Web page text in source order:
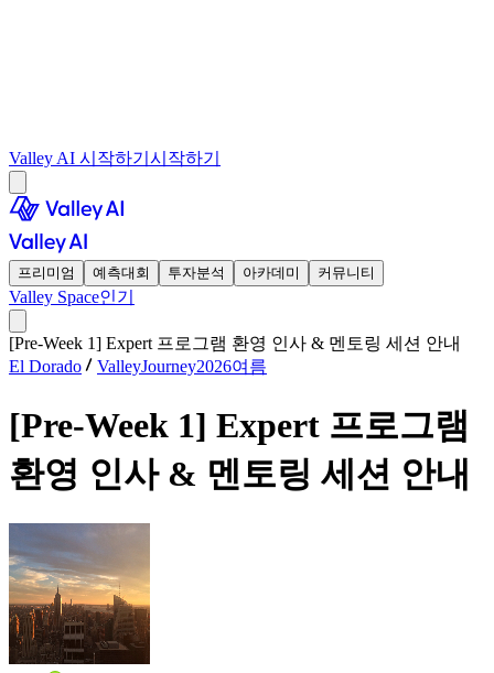
Valley AI 시작하기 시작하기
프리미엄 예측대회 투자분석 아카데미 커뮤니티
Valley Space인기
[Pre-Week 1] Expert 프로그램 환영 인사 & 멘토링 세션 안내
El Dorado
ValleyJourney2026여름
[Pre-Week 1] Expert 프로그램
환영 인사 & 멘토링 세션 안내